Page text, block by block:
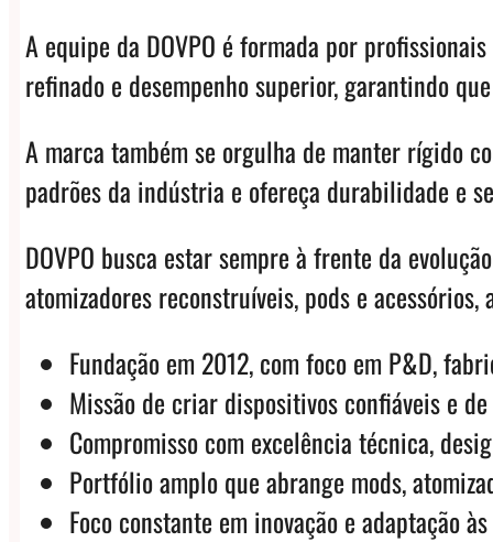
A equipe da DOVPO é formada por
refinado e desempenho superior, garantindo
A marca também se orgulha de manter rígido
padrões da indústria e ofereça durabilidade e
DOVPO busca estar sempre à frente da
atomizadores reconstruíveis, pods e
Fundação em 2012, com foco em P&D,
Missão de criar dispositivos confiáveis e
Compromisso com excelência técnica,
Portfólio amplo que abrange mods,
Foco constante em inovação e adaptação